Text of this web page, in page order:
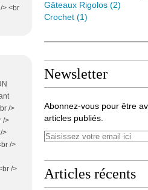
> <br
/>
/>
>
/>
/>
Gâteaux Rigolos (2)
Crochet (1)
Newsletter
Abonnez-vous pour être
articles publiés.
Articles récents